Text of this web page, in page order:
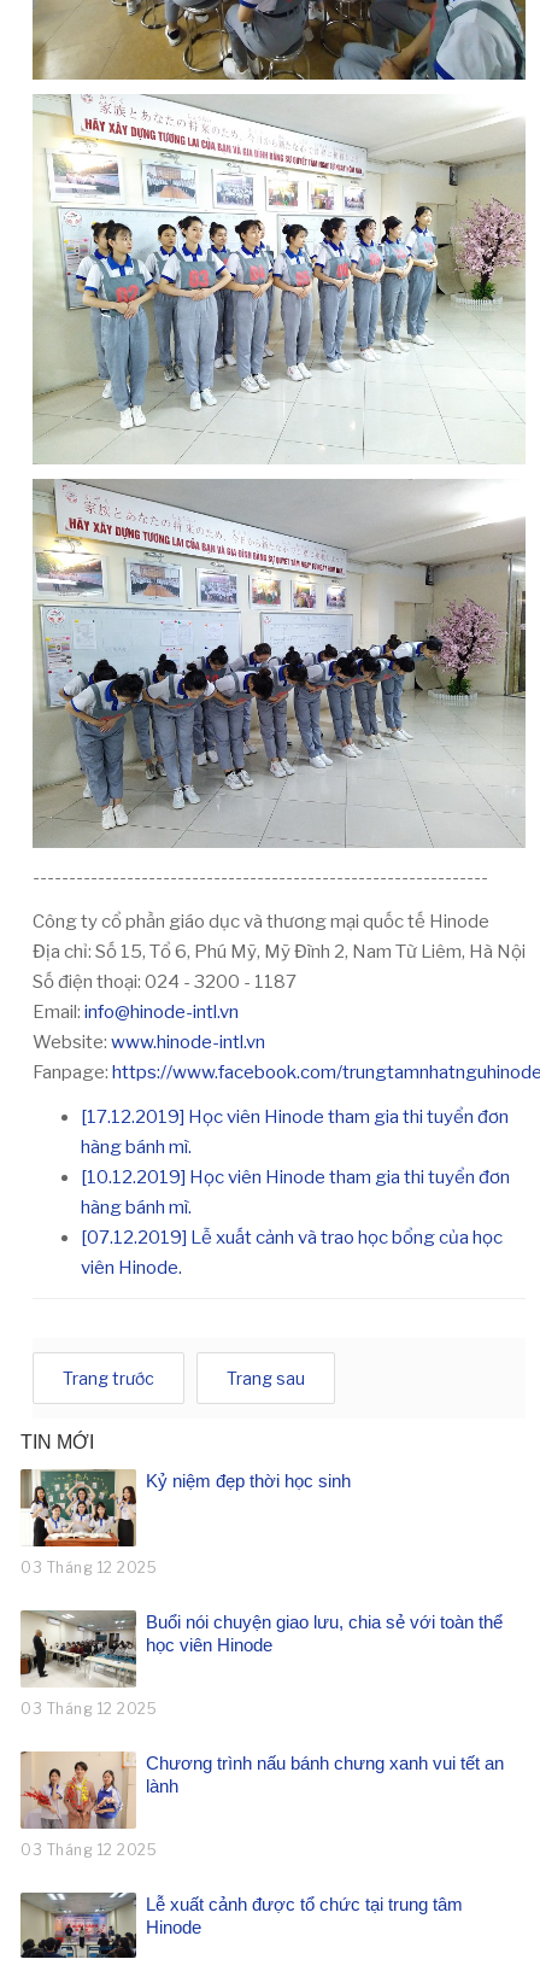
---------------------------------------------------------------
Công ty cổ phần giáo dục và thương mại quốc tế Hinode
Địa chỉ: Số 15, Tổ 6, Phú Mỹ, Mỹ Đình 2, Nam Từ Liêm, Hà Nội
Số điện thoại: 024 - 3200 - 1187
Email: info@hinode-intl.vn
Website: www.hinode-intl.vn
Fanpage: https://www.facebook.com/
[17.12.2019] Học viên Hinode tham gia thi tuyển đơn
hàng bánh mì.
[10.12.2019] Học viên Hinode tham gia thi tuyển đơn
hàng bánh mì.
[07.12.2019] Lễ xuất cảnh và trao học bổng của học
viên Hinode.
Trang trước Trang sau
TIN MỚI
Kỷ niệm đẹp thời học sinh
03 Tháng 12 2025
Buổi nói chuyện giao lưu, chia sẻ với toàn thể
học viên Hinode
03 Tháng 12 2025
Chương trình nấu bánh chưng xanh vui tết an
lành
03 Tháng 12 2025
Lễ xuất cảnh được tổ chức tại trung tâm
Hinode